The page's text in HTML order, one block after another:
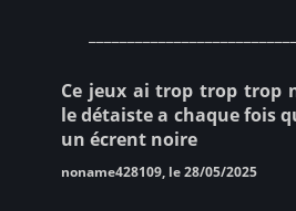
Ce jeux ai trop trop
le détaiste a chaque fois
un écrent noire
noname428109, le 28/05/2025